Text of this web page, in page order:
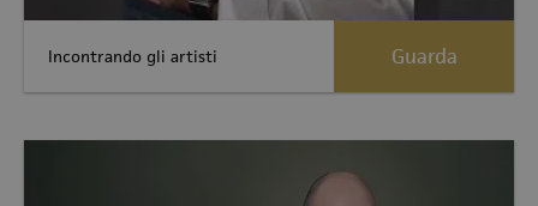
Incontrando gli artisti Guarda